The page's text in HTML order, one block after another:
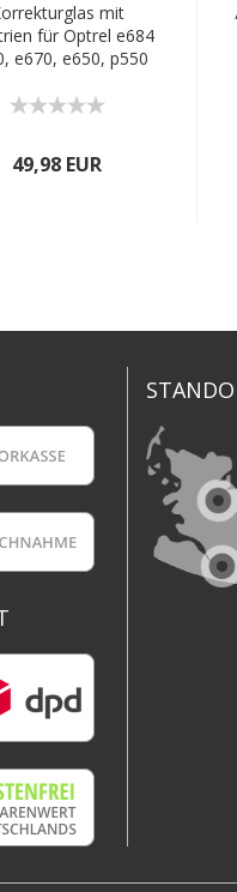
mit
für Optrel e684
e670, e650, p550
49,98 EUR